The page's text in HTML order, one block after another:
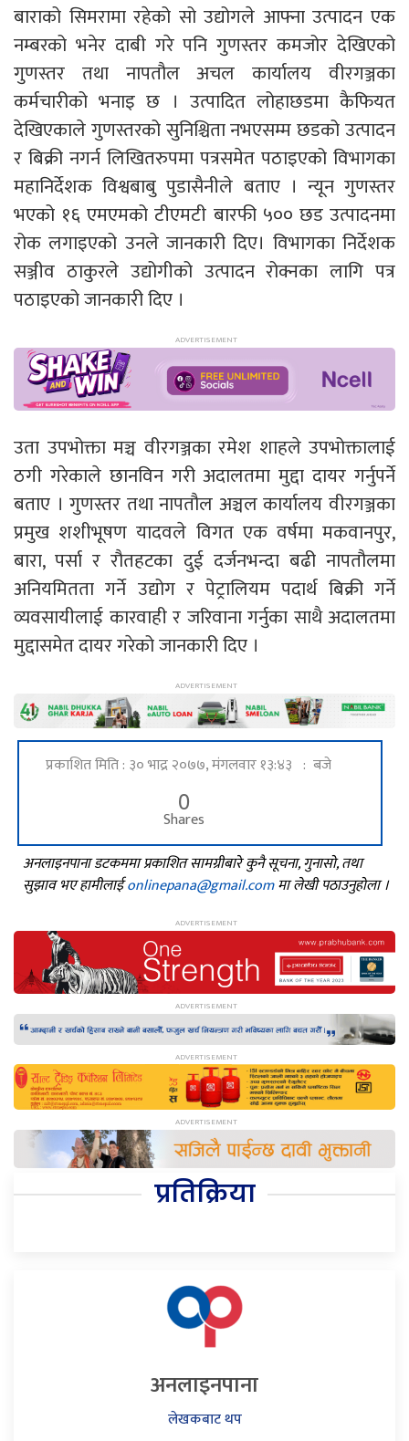
बाराको सिमरामा रहेको सो उद्योगले आफ्ना उत्पादन एक
नम्बरको भनेर दाबी गरे पनि गुणस्तर कमजोर देखिएको
गुणस्तर तथा नापतौल अचल कार्यालय वीरगञ्जका
कर्मचारीको भनाइ छ । उत्पादित लोहाछडमा कैफियत
देखिएकाले गुणस्तरको सुनिश्चिता नभएसम्म छडको उत्पादन
र बिक्री नगर्न लिखितरुपमा पत्रसमेत पठाइएको विभागका
महानिर्देशक विश्वबाबु पुडासैनीले बताए । न्यून गुणस्तर
भएको १६ एमएमको टीएमटी बारफी ५०० छड उत्पादनमा
रोक लगाइएको उनले जानकारी दिए। विभागका निर्देशक
सञ्जीव ठाकुरले उद्योगीको उत्पादन रोक्नका लागि पत्र
पठाइएको जानकारी दिए ।
उता उपभोक्ता मञ्च वीरगञ्जका रमेश शाहले उपभोक्तालाई
ठगी गरेकाले छानविन गरी अदालतमा मुद्दा दायर गर्नुपर्ने
बताए । गुणस्तर तथा नापतौल अञ्चल कार्यालय वीरगञ्जका
प्रमुख शशीभूषण यादवले विगत एक वर्षमा मकवानपुर,
बारा, पर्सा र रौतहटका दुई दर्जनभन्दा बढी नापतौलमा
अनियमितता गर्ने उद्योग र पेट्रालियम पदार्थ बिक्री गर्ने
व्यवसायीलाई कारवाही र जरिवाना गर्नुका साथै अदालतमा
मुद्दासमेत दायर गरेको जानकारी दिए ।
प्रकाशित मिति : ३० भाद्र २०७७, मंगलवार १३:४३ : बजे
0
Shares
अनलाइनपाना डटकममा प्रकाशित सामग्रीबारे कुनै सूचना, गुनासो, तथा
सुझाव भए हामीलाईonlinepana@gmail.comमा लेखी पठाउनुहोला ।
प्रतिक्रिया
अनलाइनपाना
लेखकबाट थप